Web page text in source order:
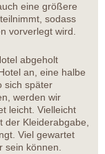
eine größere
sodass
vorverlegt wird.
abgeholt
an, eine halbe
sich später
werden wir
leicht. Vielleicht
der Kleiderabgabe,
Viel gewartet
sein können.